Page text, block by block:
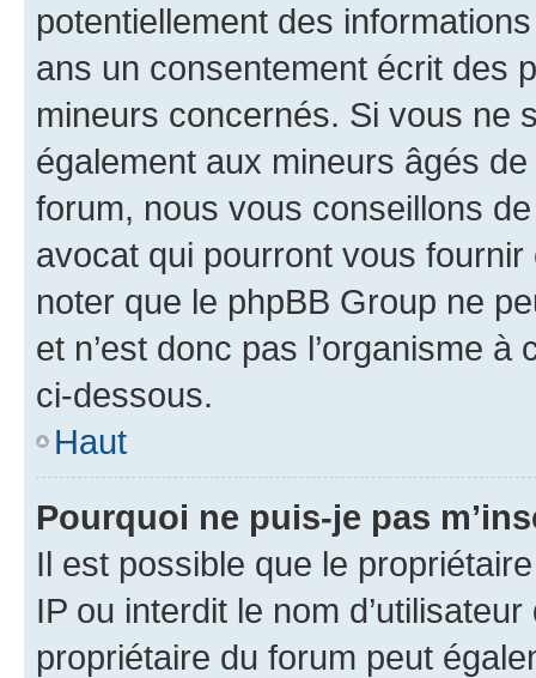
potentiellement des
ans un consentement écrit des
mineurs concernés. Si vous ne
également aux mineurs âgés
forum, nous vous conseillons
avocat qui pourront vous
noter que le phpBB Group ne
et n’est donc pas l’organisme
ci-dessous.
Haut
Pourquoi ne puis-je pas
Il est possible que le
IP ou interdit le nom
propriétaire du forum peut